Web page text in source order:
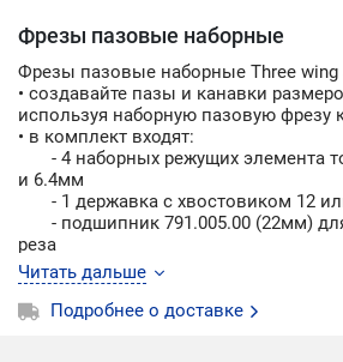
Фрезы пазовые наборные
Фрезы пазовые наборные Three
• cоздавайте пазы и канавки
используя наборную пазовую фрезу
• в комплект входят:
- 4 наборных режущих элемента
и 6.4мм
- 1 державка с хвостовиком 12
- подшипник 791.005.00 (22мм)
реза
- 17 шайб (0.1мм - 8шт., 0.5мм -
2шт)
Читать дальше
Подробнее о доставке